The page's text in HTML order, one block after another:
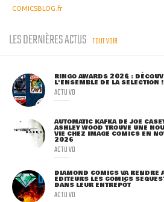
COMICSBLOG.fr
LES DERNIÈRES ACTUS TOUT VOIR
RINGO AWARDS 2026 :
L'ENSEMBLE DE LA SÉLECTION !
ACTU VO
AUTOMATIC KAFKA DE JOE
ASHLEY WOOD TROUVE UNE
VIE CHEZ IMAGE COMICS EN
2026
ACTU VO
DIAMOND COMICS VA RENDRE
ÉDITEURS LES COMICS
DANS LEUR ENTREPÔT
ACTU VO